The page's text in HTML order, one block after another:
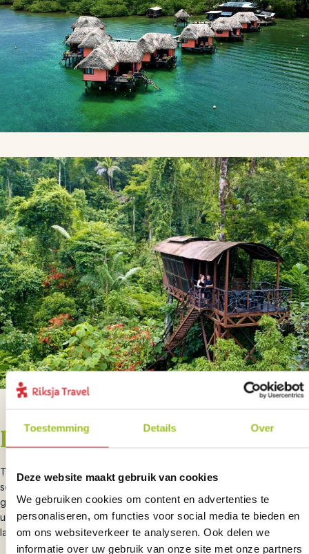
Toestemming Details Over
Deze website maakt gebruik van cookies
We gebruiken cookies om content en advertenties te
personaliseren, om functies voor social media te bieden en
om ons websiteverkeer te analyseren. Ook delen we
informatie over uw gebruik van onze site met onze partners
In stijl optie
Tijdens een intensieve reis is een hotel met net wat meer comfort
soms heerlijk om even bij te komen. Wij bieden die optie dan ook
graag aan met onze unieke boetiekhotels. Kies ervoor om je reis
uitgerust te beginnen of met wat extra luxe af te sluiten en een
laatste extra beleving toe te voegen.